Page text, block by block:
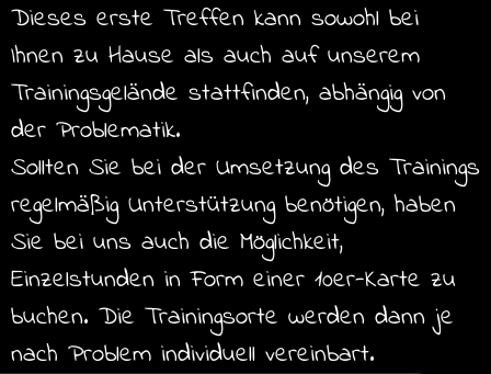
Dieses erste Treffen kann sowohl bei
Ihnen zu Hause als auch auf unserem
Trainingsgelände stattfinden, abhängig von
der Problematik.
Sollten Sie bei der Umsetzung des Trainings
regelmäßig Unterstützung benötigen, haben
Sie bei uns auch die Möglichkeit,
Einzelstunden in Form einer 10er-Karte zu
buchen. Die Trainingsorte werden dann je
nach Problem individuell vereinbart.